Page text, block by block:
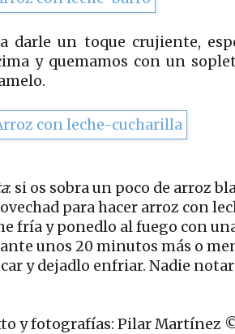
darle un toque crujiente,
y quemamos con un
: si os sobra un poco de arroz
para hacer arroz con
fría y ponedlo al fuego con
unos 20 minutos más o
y dejadlo enfriar. Nadie
y fotografías: Pilar Martínez